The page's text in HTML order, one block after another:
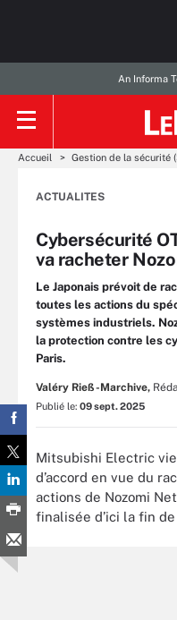
An Informa
Accueil Gestion de la sécurité
ACTUALITES
Cybersécurité
va racheter
Le Japonais prévoit de
toutes les actions du
systèmes industriels.
la protection contre les
Paris.
Valéry Rieß-Marchive,
Publié le: 09 sept. 2025
Mitsubishi Electric
d’accord en vue du
actions de Nozomi
finalisée d’ici la fin de